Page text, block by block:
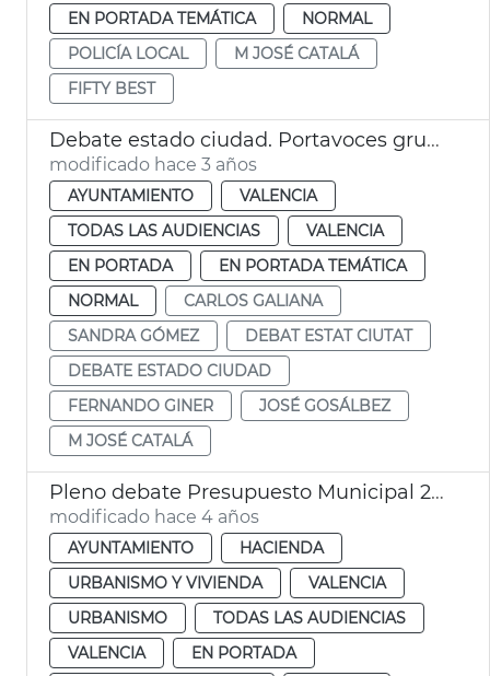
EN PORTADA TEMÁTICA
NORMAL
POLICÍA LOCAL
M JOSÉ CATALÁ
FIFTY BEST
Debate estado ciudad. Portavoces grupos políticos
modificado hace 3 años
AYUNTAMIENTO
VALENCIA
TODAS LAS AUDIENCIAS
VALENCIA
EN PORTADA
EN PORTADA TEMÁTICA
NORMAL
CARLOS GALIANA
SANDRA GÓMEZ
DEBAT ESTAT CIUTAT
DEBATE ESTADO CIUDAD
FERNANDO GINER
JOSÉ GOSÁLBEZ
M JOSÉ CATALÁ
Pleno debate Presupuesto Municipal 2022
modificado hace 4 años
AYUNTAMIENTO
HACIENDA
URBANISMO Y VIVIENDA
VALENCIA
URBANISMO
TODAS LAS AUDIENCIAS
VALENCIA
EN PORTADA